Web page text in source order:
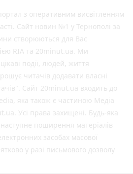
з оперативним висвітленням
Сайт новин №1 у Тернополі за
створюються для Вас
RIA та 20minut.ua. Ми
події, людей, життя
читачів додавати власні
Сайт 20minut.ua входить до
яка також є частиною Медіа
Усі права захищені. Будь-яка
поширення матеріалів
засобах масової
у разі письмового дозволу